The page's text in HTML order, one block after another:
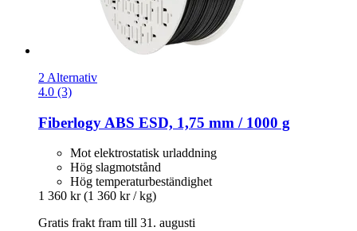
2 Alternativ
4.0 (3)
Fiberlogy ABS ESD, 1,75 mm / 1000 g
Mot elektrostatisk urladdning
Hög slagmotstånd
Hög temperaturbeständighet
1 360 kr (1 360 kr / kg)
Gratis frakt fram till 31. augusti